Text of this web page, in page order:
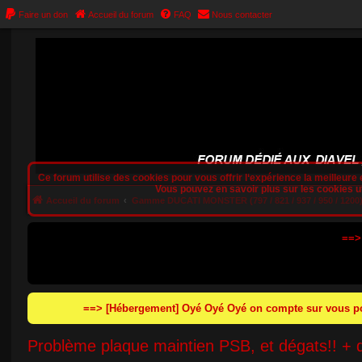
Faire un don Accueil du forum FAQ Nous contacter
Accueil du forum Gamme DUCATI MONSTER (797 / 821 / 937 / 950 / 1200)
==> [Hébergement] Oyé Oyé Oyé on compte sur vous
Problème plaque maintien PSB, et dégats!! +
Ce forum utilise des cookies pour vous offrir l‘expérience la
Vous pouvez en savoir plus sur les cookies